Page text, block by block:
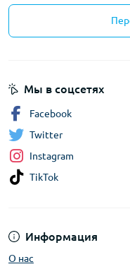
Информация
О нас
Мы в соцсетях
Facebook
Twitter
Instagram
TikTok